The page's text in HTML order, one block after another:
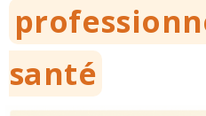
santé